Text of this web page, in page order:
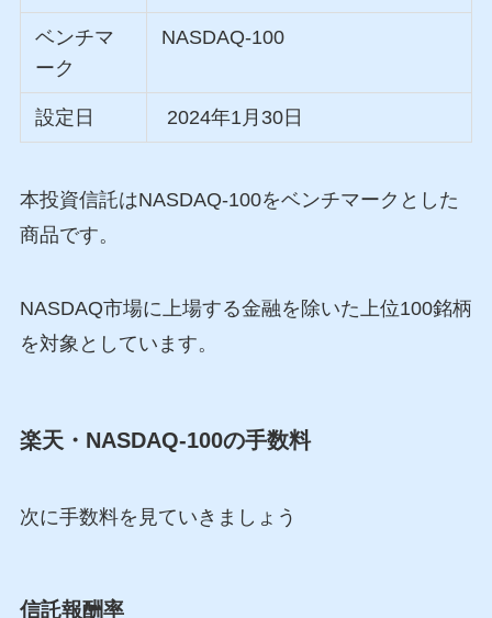
ベンチマ
ーク
NASDAQ-100
設定日 2024年1月30日
本投資信託はNASDAQ-100をベンチマークとした
商品です。
NASDAQ市場に上場する金融を除いた上位100銘柄
を対象としています。
楽天・NASDAQ-100の手数料
次に手数料を見ていきましょう
信託報酬率